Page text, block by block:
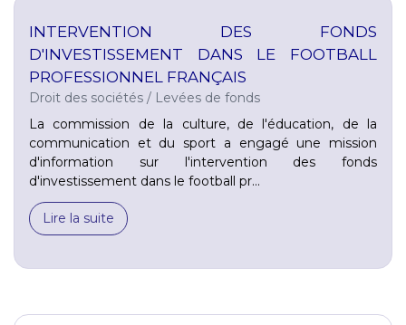
INTERVENTION DES FONDS
D'INVESTISSEMENT DANS LE FOOTBALL
PROFESSIONNEL FRANÇAIS
Droit des sociétés / Levées de fonds
La commission de la culture, de l'éducation, de la
communication et du sport a engagé une mission
d'information sur l'intervention des fonds
d'investissement dans le football pr...
Lire la suite